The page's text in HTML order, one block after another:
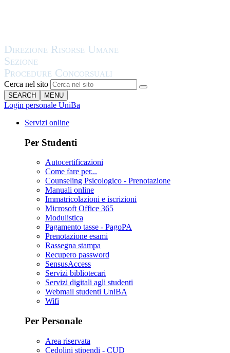
Cerca nel sito
SEARCH MENU
Login personale UniBa
Servizi online
Per Studenti
Autocertificazioni
Come fare per...
Counseling Psicologico - Prenotazione
Manuali online
Immatricolazioni e iscrizioni
Microsoft Office 365
Modulistica
Pagamento tasse - PagoPA
Prenotazione esami
Rassegna stampa
Recupero password
SensusAccess
Servizi bibliotecari
Servizi digitali agli studenti
Webmail studenti UniBA
Wifi
Per Personale
Area riservata
Cedolini stipendi - CUD